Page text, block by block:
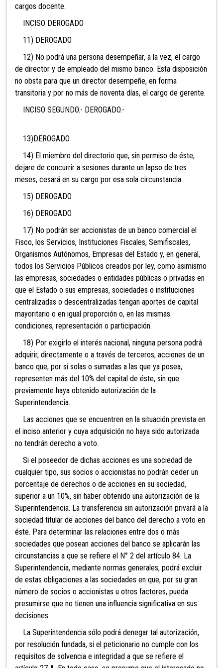
cargos docente.
INCISO DEROGADO
11) DEROGADO
12) No podrá una persona desempeñar, a la vez, el cargo
de director y de empleado del mismo banco. Esta disposición
no obsta para que un director desempeñe, en forma
transitoria y por no más de noventa días, el cargo de gerente.
INCISO SEGUNDO.- DEROGADO.-
13)DEROGADO
14) El miembro del directorio que, sin permiso de éste,
dejare de concurrir a sesiones durante un lapso de tres
meses, cesará en su cargo por esa sola circunstancia.
15) DEROGADO
16) DEROGADO
17) No podrán ser accionistas de un banco comercial el
Fisco, los Servicios, Instituciones Fiscales, Semifiscales,
Organismos Autónomos, Empresas del Estado y, en general,
todos los Servicios Públicos creados por ley, como asimismo
las empresas, sociedades o entidades públicas o privadas en
que el Estado o sus empresas, sociedades o instituciones
centralizadas o descentralizadas tengan aportes de capital
mayoritario o en igual proporción o, en las mismas
condiciones, representación o participación.
18) Por exigirlo el interés nacional, ninguna persona podrá
adquirir, directamente o a través de terceros, acciones de un
banco que, por sí solas o sumadas a las que ya posea,
representen más del 10% del capital de éste, sin que
previamente haya obtenido autorización de la
Superintendencia.
Las acciones que se encuentren en la situación prevista en
el inciso anterior y cuya adquisición no haya sido autorizada
no tendrán derecho a voto.
Si el poseedor de dichas acciones es una sociedad de
cualquier tipo, sus socios o accionistas no podrán ceder un
porcentaje de derechos o de acciones en su sociedad,
superior a un 10%, sin haber obtenido una autorización de la
Superintendencia. La transferencia sin autorización privará a la
sociedad titular de acciones del banco del derecho a voto en
éste. Para determinar las relaciones entre dos o más
sociedades que posean acciones del banco se aplicarán las
circunstancias a que se refiere el N° 2 del artículo 84. La
Superintendencia, mediante normas generales, podrá excluir
de estas obligaciones a las sociedades en que, por su gran
número de socios o accionistas u otros factores, pueda
presumirse que no tienen una influencia significativa en sus
decisiones.
La Superintendencia sólo podrá denegar tal autorización,
por resolución fundada, si el peticionario no cumple con los
requisitos de solvencia e integridad a que se refiere el